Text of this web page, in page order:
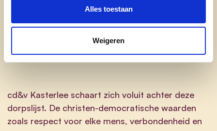
Alles toestaan
Weigeren
niemand achterlaten. Het blauw staat voor de
actieve en ondernemende krachten die hun
talenten in verenigingen en ondernemingen willen
ontplooien.
cd&v Kasterlee schaart zich voluit achter deze
dorpslijst. De christen-democratische waarden
zoals respect voor elke mens, verbondenheid en